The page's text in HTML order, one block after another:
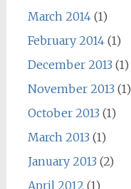
March 2014(1)
February 2014(1)
December 2013 (1)
November 2013 (1)
October 2013 (1)
March 2013 (1)
January 2013 (2)
April 2012 (1)